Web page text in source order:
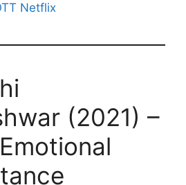
Netflix
(2021) –